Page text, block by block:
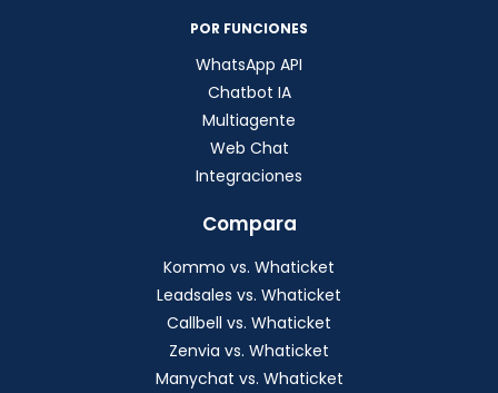
POR FUNCIONES
WhatsApp API
Chatbot IA
Multiagente
Web Chat
Integraciones
Compara
Kommo vs. Whaticket
Leadsales vs. Whaticket
Callbell vs. Whaticket
Zenvia vs. Whaticket
Manychat vs. Whaticket